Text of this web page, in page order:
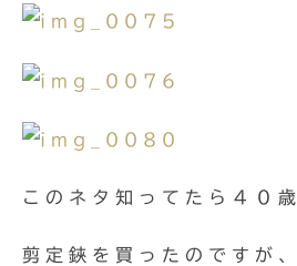
このネタ知ってたら４０
剪定鋏を買ったのですが